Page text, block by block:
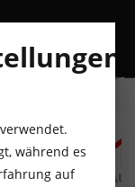
FR
14
AUGUST
während es
auf